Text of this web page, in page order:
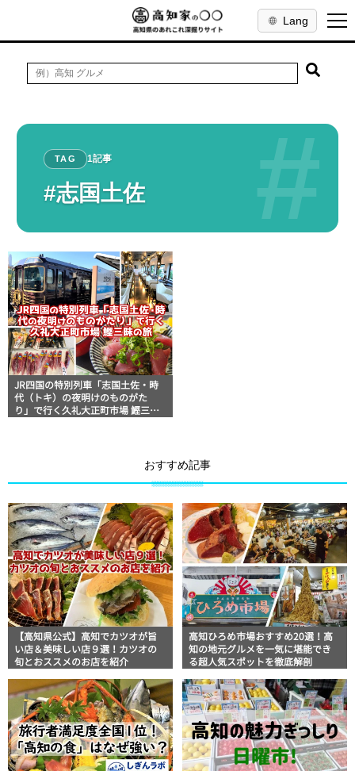
Lang
#
TAG 1記事
#志国土佐
JR四国の特別列車「志国土佐・時
代（トキ）の夜明けのものがた
り」で行く久礼大正町市場 鰹三昧
おすすめ記事
【高知県公式】高知でカツオが旨
い店＆美味しい店９選！カツオの
旬とおススメのお店を紹介
高知ひろめ市場おすすめ20選！高
知の地元グルメを一気に堪能でき
る超人気スポットを徹底解剖